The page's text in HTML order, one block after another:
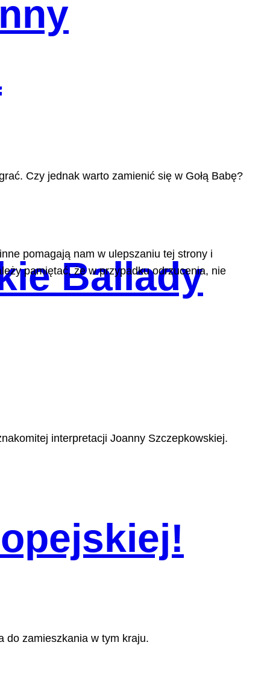
Czy jednak warto zamienić się w Gołą Babę?
Ballady
interpretacji Joanny Szczepkowskiej.
do zamieszkania w tym kraju.
pomagają nam w ulepszaniu tej strony i
pamiętać, że w przypadku odrzucenia, nie